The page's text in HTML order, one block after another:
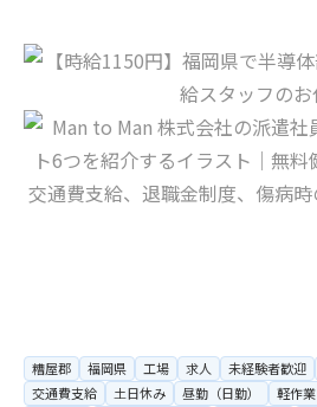
糟屋郡 福岡県 工場 求人 未経験者歓迎
交通費支給
土日休み 昼勤（日勤） 軽作業